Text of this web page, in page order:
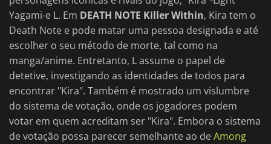
Yagami-e L. Em DEATH NOTE Killer Within, Kira tem o
Death Note e pode matar uma pessoa designada e até
escolher o seu método de morte, tal como na
manga/anime. Entretanto, L assume o papel de
detetive, investigando as identidades de todos para
encontrar "Kira". Também é mostrado um vislumbre
do sistema de votação, onde os jogadores podem
votar em quem acreditam ser "Kira". Embora o sistema
de votação possa parecer semelhante ao deAmong